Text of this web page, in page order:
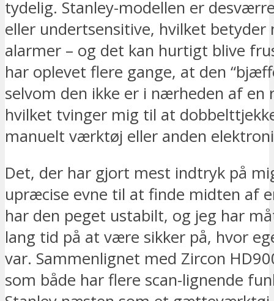
tydelig. Stanley-modellen er
eller undertsensitive, hvilket betyder
alarmer – og det kan hurtigt blive
har oplevet flere gange, at den
selvom den ikke er i nærheden af en
hvilket tvinger mig til at
manuelt værktøj eller anden
Det, der har gjort mest indtryk på
upræcise evne til at finde midten af
har den peget ustabilt, og jeg har
lang tid på at være sikker på, hvor
var. Sammenlignet med Zircon
som både har flere scan-lignende